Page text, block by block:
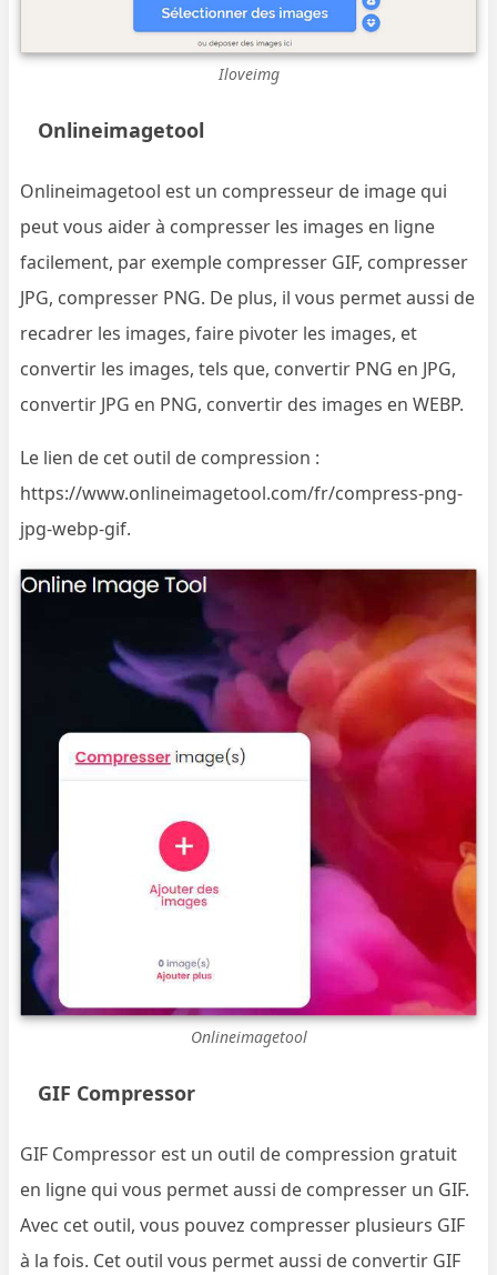
Iloveimg
Onlineimagetool
Onlineimagetool est un compresseur de image qui
peut vous aider à compresser les images en ligne
facilement, par exemple compresser GIF, compresser
JPG, compresser PNG. De plus, il vous permet aussi de
recadrer les images, faire pivoter les images, et
convertir les images, tels que, convertir PNG en JPG,
convertir JPG en PNG, convertir des images en WEBP.
Le lien de cet outil de compression :
https://www.onlineimagetool.com/fr/compress-png-
jpg-webp-gif.
Onlineimagetool
GIF Compressor
GIF Compressor est un outil de compression gratuit
en ligne qui vous permet aussi de compresser un GIF.
Avec cet outil, vous pouvez compresser plusieurs GIF
à la fois. Cet outil vous permet aussi de convertir GIF